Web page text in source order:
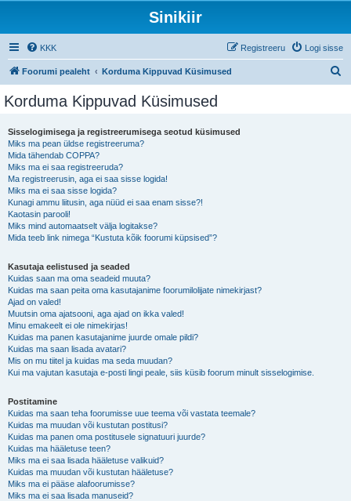
Sinikiir
KKK Logi sisse
Registreeru
Foorumi pealeht Korduma Kippuvad Küsimused
Korduma Kippuvad Küsimused
Sisselogimisega ja registreerumisega seotud küsimused
Miks ma pean üldse registreeruma?
Mida tähendab COPPA?
Miks ma ei saa registreeruda?
Ma registreerusin, aga ei saa sisse logida!
Miks ma ei saa sisse logida?
Kunagi ammu liitusin, aga nüüd ei saa enam sisse?!
Kaotasin parooli!
Miks mind automaatselt välja logitakse?
Mida teeb link nimega “Kustuta kõik foorumi küpsised”?
Kasutaja eelistused ja seaded
Kuidas saan ma oma seadeid muuta?
Kuidas ma saan peita oma kasutajanime foorumilolijate nimekirjast?
Ajad on valed!
Muutsin oma ajatsooni, aga ajad on ikka valed!
Minu emakeelt ei ole nimekirjas!
Kuidas ma panen kasutajanime juurde omale pildi?
Kuidas ma saan lisada avatari?
Mis on mu tiitel ja kuidas ma seda muudan?
Kui ma vajutan kasutaja e-posti lingi peale, siis küsib foorum minult sisselogimise.
Postitamine
Kuidas ma saan teha foorumisse uue teema või vastata teemale?
Kuidas ma muudan või kustutan postitusi?
Kuidas ma panen oma postitusele signatuuri juurde?
Kuidas ma hääletuse teen?
Miks ma ei saa lisada hääletuse valikuid?
Kuidas ma muudan või kustutan hääletuse?
Miks ma ei pääse alafoorumisse?
Miks ma ei saa lisada manuseid?